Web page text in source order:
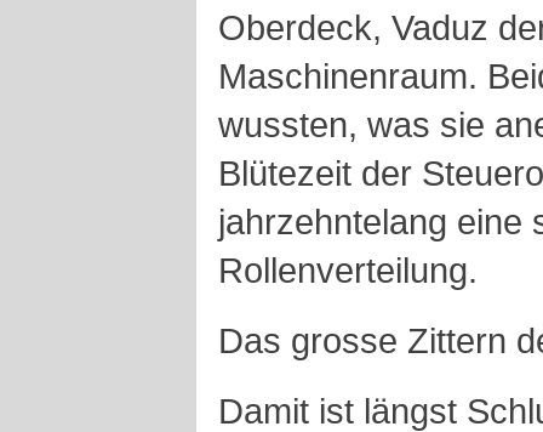
Oberdeck, Vaduz
Maschinenraum.
wussten, was sie
Blütezeit der
jahrzehntelang eine
Rollenverteilung.
Das grosse Zittern
Damit ist längst